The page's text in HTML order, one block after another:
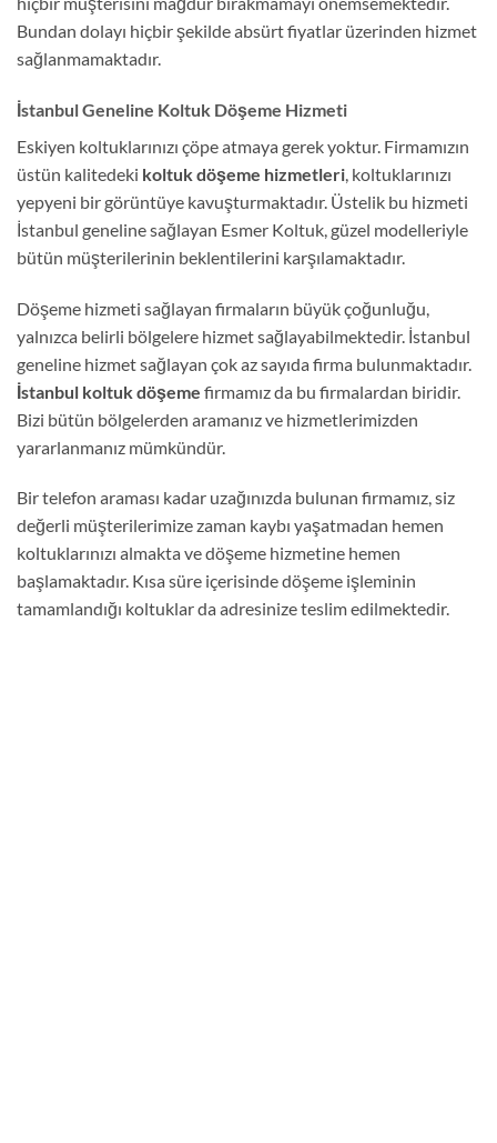
Bundan dolayı hiçbir şekilde absürt fiyatlar üzerinden hizmet
sağlanmamaktadır.
İstanbul Geneline Koltuk Döşeme Hizmeti
Eskiyen koltuklarınızı çöpe atmaya gerek yoktur. Firmamızın
üstün kalitedeki koltuk döşeme hizmetleri , koltuklarınızı
yepyeni bir görüntüye kavuşturmaktadır. Üstelik bu hizmeti
İstanbul geneline sağlayan Esmer Koltuk, güzel modelleriyle
bütün müşterilerinin beklentilerini karşılamaktadır.
Döşeme hizmeti sağlayan firmaların büyük çoğunluğu,
yalnızca belirli bölgelere hizmet sağlayabilmektedir. İstanbul
geneline hizmet sağlayan çok az sayıda firma bulunmaktadır.
İstanbul koltuk döşeme firmamız da bu firmalardan biridir.
Bizi bütün bölgelerden aramanız ve hizmetlerimizden
yararlanmanız mümkündür.
Bir telefon araması kadar uzağınızda bulunan firmamız, siz
değerli müşterilerimize zaman kaybı yaşatmadan hemen
koltuklarınızı almakta ve döşeme hizmetine hemen
başlamaktadır. Kısa süre içerisinde döşeme işleminin
tamamlandığı koltuklar da adresinize teslim edilmektedir.